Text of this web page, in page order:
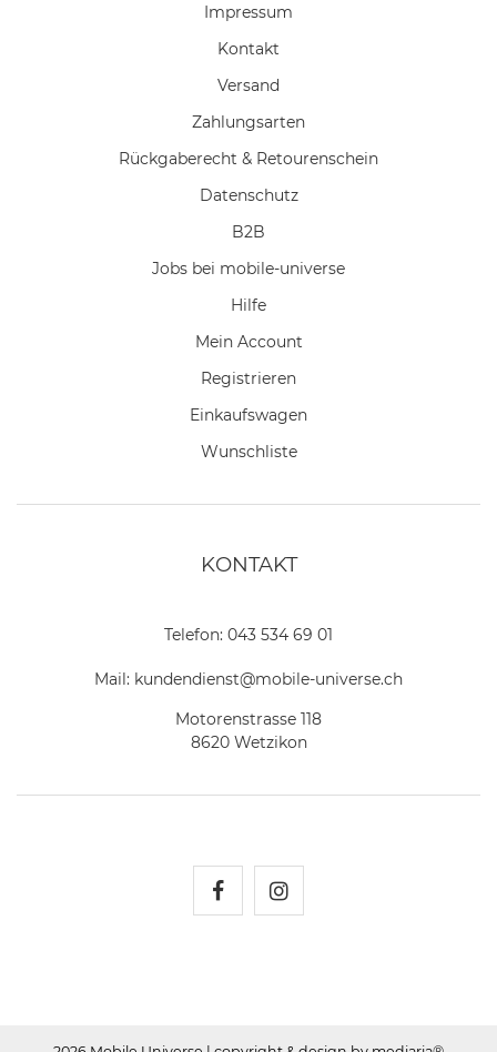
Impressum
Kontakt
Versand
Zahlungsarten
Rückgaberecht & Retourenschein
Datenschutz
B2B
Jobs bei mobile-universe
Hilfe
Mein Account
Registrieren
Einkaufswagen
Wunschliste
KONTAKT
Telefon: 043 534 69 01
Mail: kundendienst@mobile-universe.ch
Motorenstrasse 118
8620 Wetzikon